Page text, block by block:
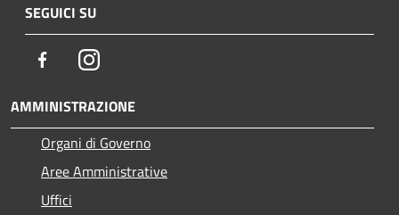
SEGUICI SU
FacebookInstagram
AMMINISTRAZIONE
Organi di Governo
Aree Amministrative
Uffici